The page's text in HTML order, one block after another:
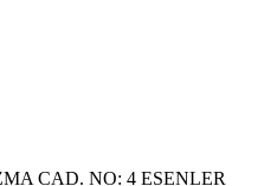
CAD. NO: 4 ESENLER